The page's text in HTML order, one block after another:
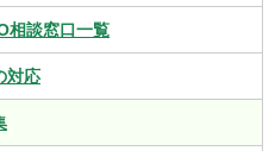
相談窓口一覧
対応